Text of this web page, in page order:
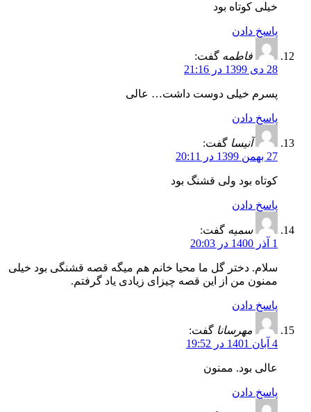
خیلی کوتاه بود
پاسخ دادن
فاطمه گفت:
28 دی 1399 در 21:16
پسرم خیلی دوست داشت… عالی
پاسخ دادن
آنیسا گفت:
27 بهمن 1399 در 20:11
کوتاه بود ولی قشنگ بود
پاسخ دادن
سمیه گفت:
1 آذر 1400 در 20:03
سلام. دختر گل ما محیا خانم هم میگه قصه قشنگی بود خیلی
ممنون من از این قصه چیزای زیادی یاد گرفتم.
پاسخ دادن
مهرسانا گفت:
4 آبان 1401 در 19:52
عالی بود. ممنون
پاسخ دادن